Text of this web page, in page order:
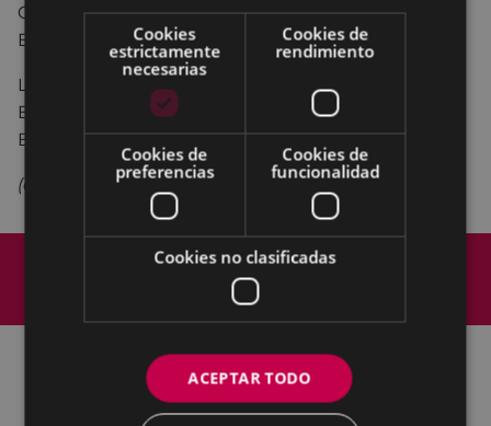
Organizan: los euskaltegis y el Ayuntamiento de
Eibar.
Lugar de presentación: AEK (eibar@aek.eus),
Euskaltegi Municipal (euskaltegia@eibar.eus) y
Biblioteca municipal.
(en euskera)
Mapa del Sitio
Aviso legal
Política de cookies
Accesibilidad
Todas las redes sociales del Ayuntamiento
Cookies
estrictamente
necesarias
Cookies de
rendimiento
Cookies de
preferencias
Cookies de
funcionalidad
Cookies no clasificadas
ACEPTAR TODO